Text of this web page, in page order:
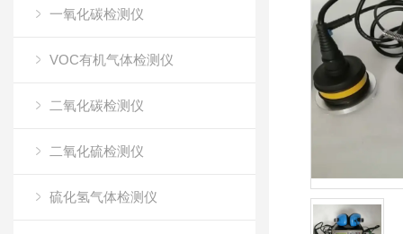
一氧化碳检测仪
VOC有机气体检测仪
二氧化碳检测仪
二氧化硫检测仪
硫化氢气体检测仪